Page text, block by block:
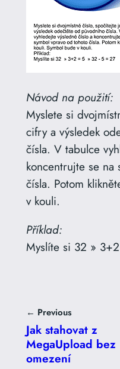
Návod na použití:
Myslete si
cifry a výsledek
čísla. V tabulce
koncentrujte se na
čísla. Potom
v kouli.
Příklad:
Myslíte si 32 »
← Previous
Jak stahovat z
MegaUpload bez
omezení